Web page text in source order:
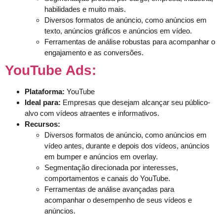
habilidades e muito mais.
Diversos formatos de anúncio, como anúncios em
texto, anúncios gráficos e anúncios em vídeo.
Ferramentas de análise robustas para acompanhar o
engajamento e as conversões.
YouTube Ads:
Plataforma: YouTube
Ideal para: Empresas que desejam alcançar seu público-
alvo com vídeos atraentes e informativos.
Recursos:
Diversos formatos de anúncio, como anúncios em
vídeo antes, durante e depois dos vídeos, anúncios
em bumper e anúncios em overlay.
Segmentação direcionada por interesses,
comportamentos e canais do YouTube.
Ferramentas de análise avançadas para
acompanhar o desempenho de seus vídeos e
anúncios.